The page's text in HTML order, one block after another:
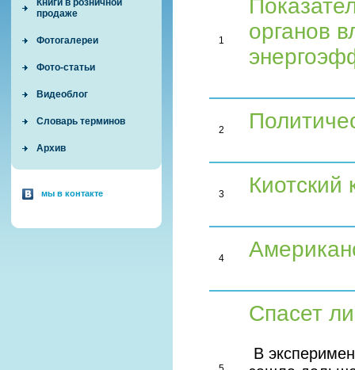
Книги в розничной
продаже
Фотогалереи
Фото-статьи
Видеоблог
Словарь терминов
Архив
мы в контакте
1
органов
2
3 Киотский
4
Спасет
В